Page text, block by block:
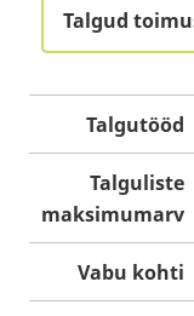
Talgud
Talgutööd
Talguliste
maksimumarv
Vabu kohti